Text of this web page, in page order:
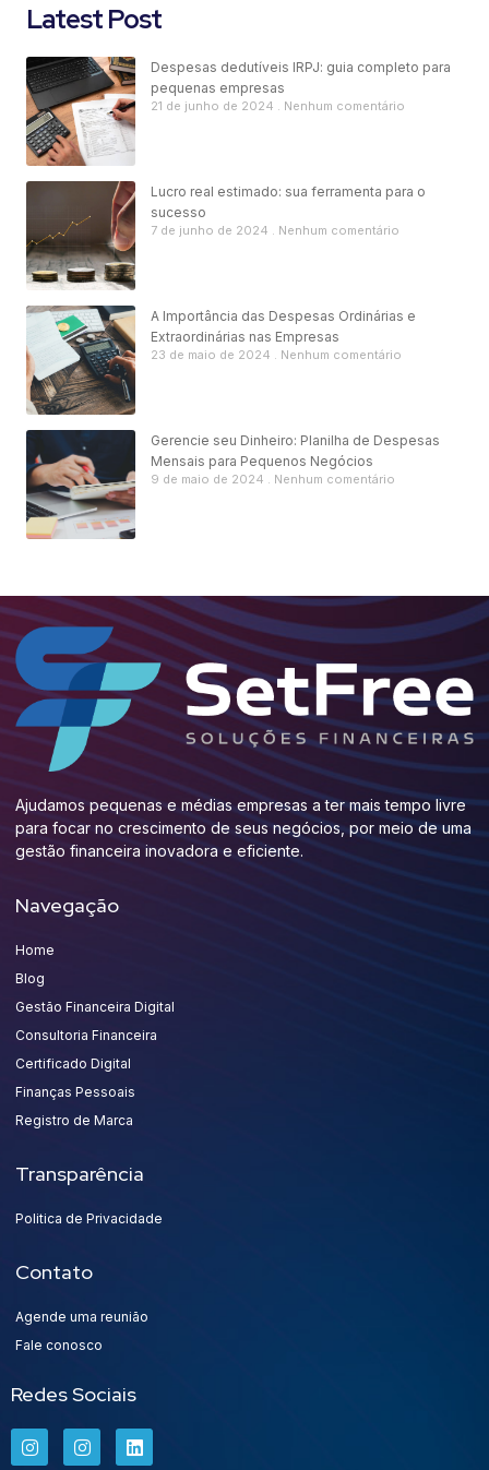
Latest Post
Despesas dedutíveis IRPJ: guia completo para
pequenas empresas
21 de junho de 2024 Nenhum comentário
Lucro real estimado: sua ferramenta para o
sucesso
7 de junho de 2024 Nenhum comentário
A Importância das Despesas Ordinárias e
Extraordinárias nas Empresas
23 de maio de 2024 Nenhum comentário
Gerencie seu Dinheiro: Planilha de Despesas
Mensais para Pequenos Negócios
9 de maio de 2024 Nenhum comentário
Ajudamos pequenas e médias empresas a ter mais tempo livre
para focar no crescimento de seus negócios, por meio de uma
gestão financeira inovadora e eficiente.
Navegação
Home
Blog
Gestão Financeira Digital
Consultoria Financeira
Certificado Digital
Finanças Pessoais
Registro de Marca
Transparência
Politica de Privacidade
Contato
Agende uma reunião
Fale conosco
Redes Sociais